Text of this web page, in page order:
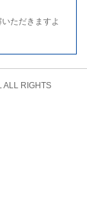
ただきますよ